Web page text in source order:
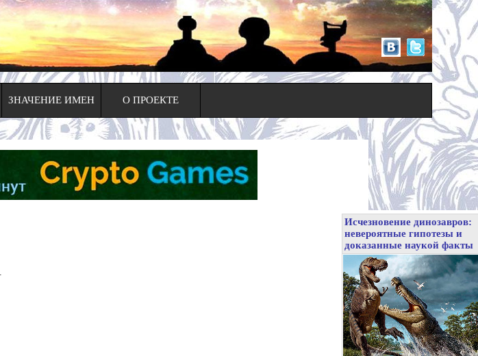
ЗНАЧЕНИЕ ИМЕН О ПРОЕКТЕ
Исчезновение динозавров:
невероятные гипотезы и
доказанные наукой факты